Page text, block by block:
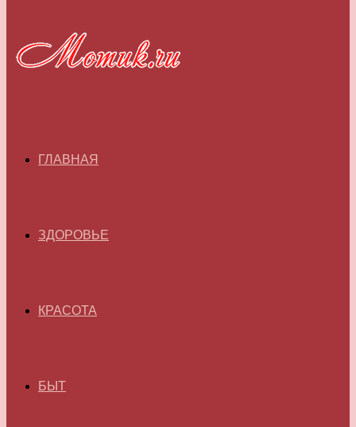
ГЛАВНАЯ
ЗДОРОВЬЕ
КРАСОТА
БЫТ